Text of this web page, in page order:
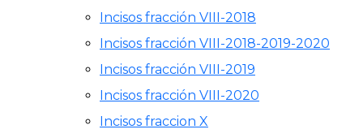
Incisos fracción VIII-2018
Incisos fracción VIII-2018-2019-2020
Incisos fracción VIII-2019
Incisos fracción VIII-2020
Incisos fraccion X